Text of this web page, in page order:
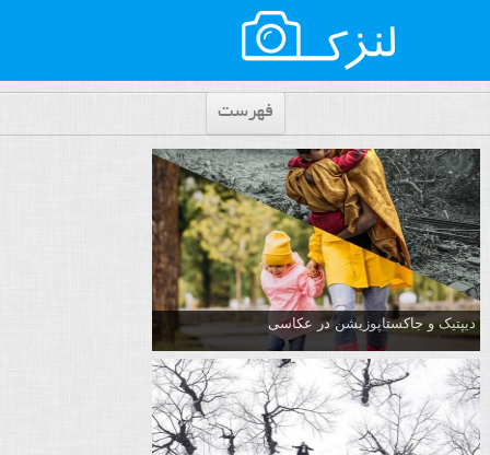
فهرست
دیپتیک و جاکستا‌پوزیشن در عکاسی